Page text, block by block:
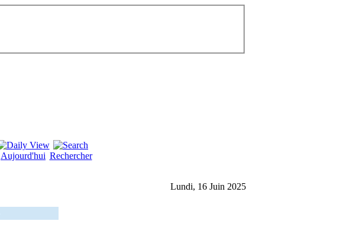
Aujourd'hui Rechercher
Lundi, 16 Juin 2025